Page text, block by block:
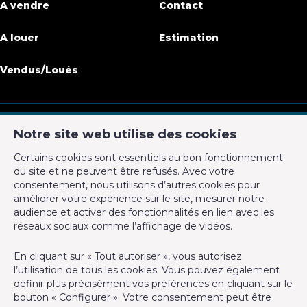
Disponibilité immédiatement
Bâtiment
Année de construction 1965
Année de rénovation
Nom, catégorie & situation
Etage
Equipement de base
Notre site web utilise des cookies
Certains cookies sont essentiels au bon fonctionnement
du site et ne peuvent être refusés. Avec votre
consentement, nous utilisons d’autres cookies pour
améliorer votre expérience sur le site, mesurer notre
audience et activer des fonctionnalités en lien avec les
réseaux sociaux comme l’affichage de vidéos.
En cliquant sur « Tout autoriser », vous autorisez
l’utilisation de tous les cookies. Vous pouvez également
définir plus précisément vos préférences en cliquant sur le
bouton « Configurer ». Votre consentement peut être
A vendre
A louer
Vendus/Loués
Contact
Estimation
Avenue de la Forêt de Soignes 327
1640 Rhode-Saint-Genèse
+32 2 899 35 35
+32 478 23 05 05
Agent immobilier agréé IPI sous le numéro 501.400 en
Belgique - N° entreprise : TVA BE-0555.620.156